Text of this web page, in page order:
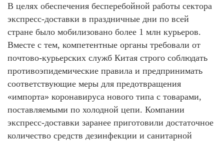
В целях обеспечения бесперебойной работы сектора
экспресс-доставки в праздничные дни по всей
стране было мобилизовано более 1 млн курьеров.
Вместе с тем, компетентные органы требовали от
почтово-курьерских служб Китая строго соблюдать
противоэпидемические правила и предпринимать
соответствующие меры для предотвращения
«импорта» коронавируса нового типа с товарами,
поставляемыми по холодной цепи. Компании
экспресс-доставки заранее приготовили достаточное
количество средств дезинфекции и санитарной